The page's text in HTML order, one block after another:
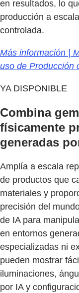
en resultados, lo
producción a
controlada.
Más información |
uso de Producción
YA DISPONIBLE
Combina
físicamente
generadas
Amplía a escala
de productos que
materiales y
precisión del
de IA para
en entornos
especializadas ni
pueden mostrar
iluminaciones,
por IA y